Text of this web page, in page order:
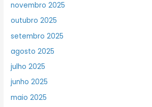
novembro 2025
outubro 2025
setembro 2025
agosto 2025
julho 2025
junho 2025
maio 2025